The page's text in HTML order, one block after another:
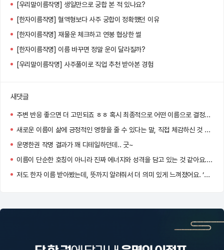
[우리말이름작명] 생일만으로 궁합 본 적 있나요?
[한자이름작명] 혈액형보다 사주 궁합이 정확했던 이유
[한자이름작명] 재물운 체크하고 연봉 협상한 썰
[한자이름작명] 이름 바꾸면 정말 운이 달라질까?
[우리말이름작명] 사주풀이로 직업 추천 받아본 경험
새댓글
주변 반응 좋으면 더 고민되죠 ㅎㅎ 혹시 최종적으로 어떤 이름으로 결정하셨어요?
새로운 이름이 삶에 긍정적인 영향을 줄 수 있다는 말, 직접 체감하신 것 같아요! 멋진 선택 하셨네요 :)
운명한권 작명 결과가 꽤 디테일하던데.. 굿~
이름이 단순한 호칭이 아니라 진짜 에너지와 성격을 담고 있는 것 같아요. 저도 바꿔볼까 고민 중이에요!
저도 한자 이름 받아봤는데, 뜻까지 알려줘서 더 의미 있게 느껴졌어요. ‘정화’ 너무 맑고 고운 이름이네요!